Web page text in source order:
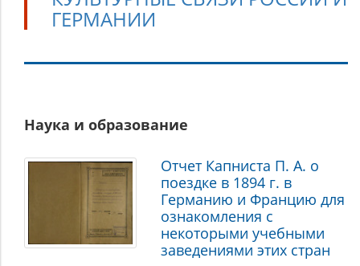
ГЕРМАНИИ
связи
России
Германии
Наука и образование
Отчет Капниста П. А. о
поездке в 1894 г. в
Германию и Францию для
ознакомления с
некоторыми учебными
заведениями этих стран